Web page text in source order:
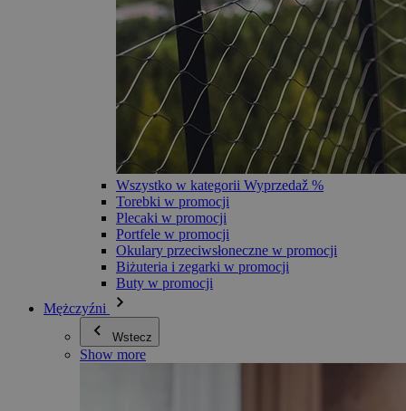
Wszystko w kategorii Wyprzedaž %
Torebki w promocji
Plecaki w promocji
Portfele w promocji
Okulary przeciwsłoneczne w promocji
Biżuteria i zegarki w promocji
Buty w promocji
Mężczyźni
Wstecz
Show more